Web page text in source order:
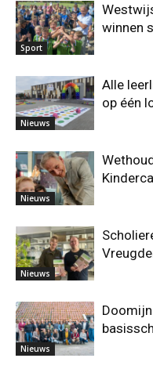
Sport
winnen
Nieuws
Alle
op één
Nieuws
Nieuws
Nieuws